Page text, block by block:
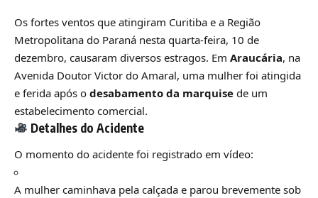
Os fortes ventos que atingiram Curitiba e a Região
Metropolitana do Paraná nesta quarta-feira, 10 de
dezembro, causaram diversos estragos. Em Araucária, na
Avenida Doutor Victor do Amaral, uma mulher foi atingida
e ferida após o desabamento da marquise de um
estabelecimento comercial.
Detalhes do Acidente
O momento do acidente foi registrado em vídeo:
A mulher caminhava pela calçada e parou brevemente sob